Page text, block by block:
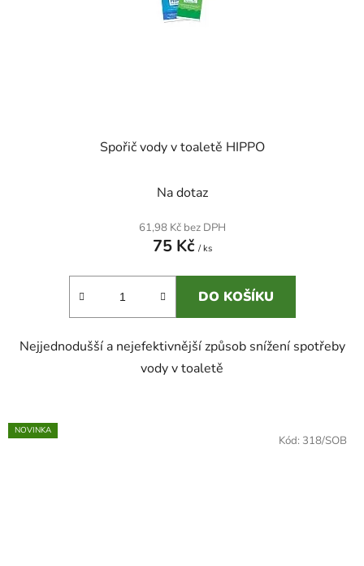
Spořič vody v toaletě HIPPO
Na dotaz
61,98 Kč bez DPH
75 Kč / ks
DO KOŠÍKU
Nejjednodušší a nejefektivnější způsob snížení spotřeby
vody v toaletě
NOVINKA
Kód: 318/SOB